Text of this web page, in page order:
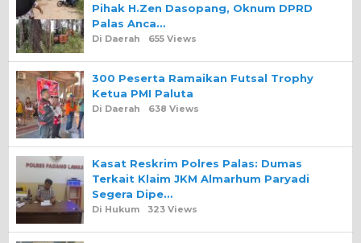
Pihak H.Zen Dasopang, Oknum DPRD
Palas Anca…
Di Daerah 655 Views
300 Peserta Ramaikan Futsal Trophy
Ketua PMI Paluta
Di Daerah 638 Views
Kasat Reskrim Polres Palas: Dumas
Terkait Klaim JKM Almarhum Paryadi
Segera Dipe…
Di Hukum 323 Views